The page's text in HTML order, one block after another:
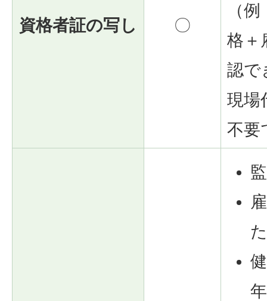
資格者証の写し 〇
（
格＋
認で
現場
不要